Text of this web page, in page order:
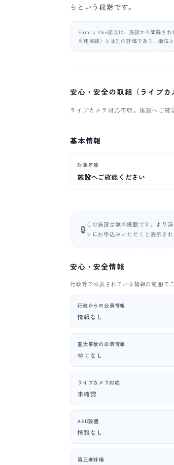
らという段階です。
Family One認定は、施設から登録され
利用実績）とは別の評価であり、順位
安心・安全の取組（ライブカ
ライブカメラ対応不明。施設へご確
基本情報
対象年齢
施設へご確認ください
🔒この施設は無料掲載です。より
ンにお申込みいただくと表示さ
安心・安全情報
行政等で公表されている情報の範囲で
行政からの公表情報
情報なし
重大事故の公表情報
特になし
ライブカメラ対応
未確認
AED設置
情報なし
第三者評価